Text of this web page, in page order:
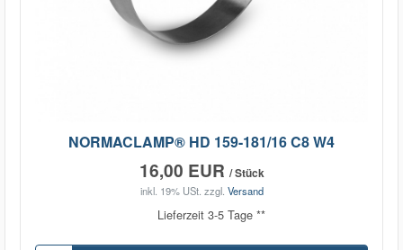
NORMACLAMP® HD 159-181/16 C8 W4
16,00 EUR / Stück
inkl. 19% USt. zzgl. Versand
Lieferzeit 3-5 Tage **